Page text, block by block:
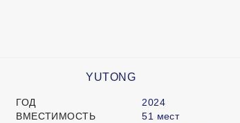
YUTONG
ГОД
2024
ВМЕСТИМОСТЬ
51 мест